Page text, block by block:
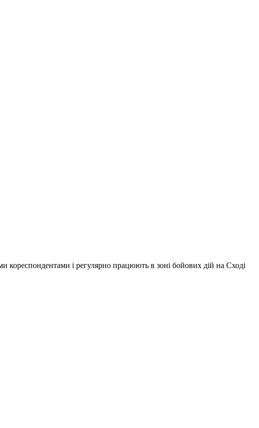
кореспондентами і регулярно працюють в зоні бойових дій на Сході